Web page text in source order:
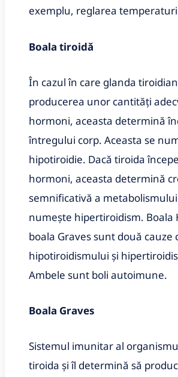
exemplu, reglarea
Boala tiroidă
În cazul în care glanda
producerea unor cantități
hormoni, aceasta determină
întregului corp. Aceasta se
hipotiroidie. Dacă tiroida
hormoni, aceasta determină
semnificativă a
numește hipertiroidism. Boala
boala Graves sunt două cauze
hipotiroidismului și
Ambele sunt boli autoimune.
Boala Graves
Sistemul imunitar al
tiroida și îl determină să